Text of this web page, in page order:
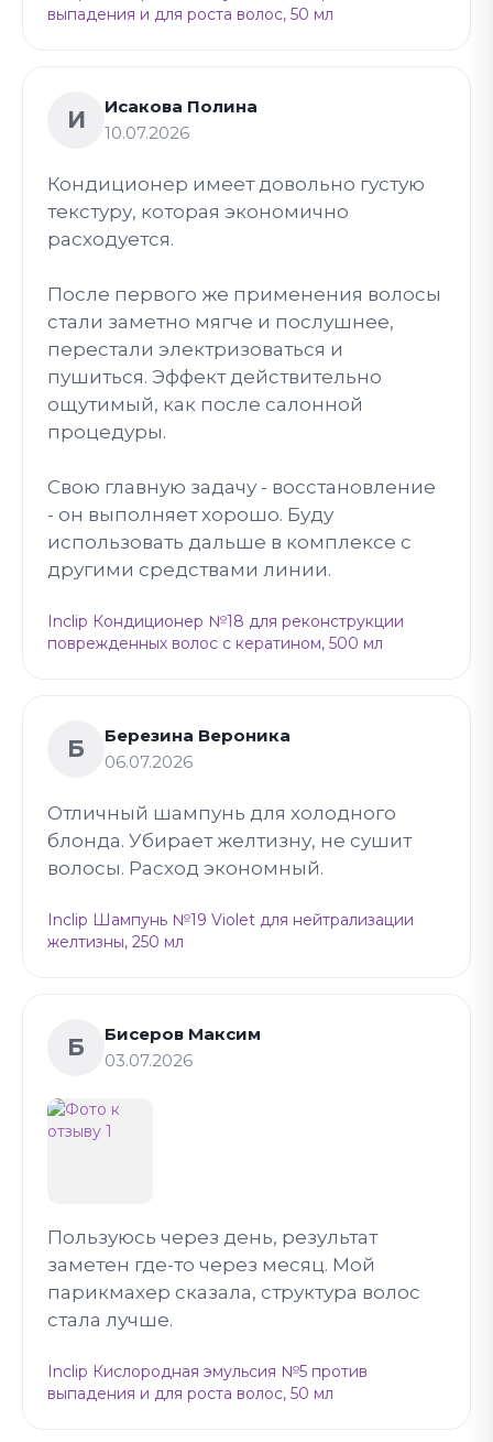
выпадения и для роста волос, 50 мл
И
Исакова Полина
10.07.2026
Кондиционер имеет довольно густую
текстуру, которая экономично
расходуется.
После первого же применения волосы
стали заметно мягче и послушнее,
перестали электризоваться и
пушиться. Эффект действительно
ощутимый, как после салонной
процедуры.
Свою главную задачу - восстановление
- он выполняет хорошо. Буду
использовать дальше в комплексе с
другими средствами линии.
Inclip Кондиционер №18 для реконструкции
поврежденных волос с кератином, 500 мл
Б
Березина Вероника
06.07.2026
Отличный шампунь для холодного
блонда. Убирает желтизну, не сушит
волосы. Расход экономный.
Inclip Шампунь №19 Violet для нейтрализации
желтизны, 250 мл
Б
Бисеров Максим
03.07.2026
Пользуюсь через день, результат
заметен где-то через месяц. Мой
парикмахер сказала, структура волос
стала лучше.
Inclip Кислородная эмульсия №5 против
выпадения и для роста волос, 50 мл